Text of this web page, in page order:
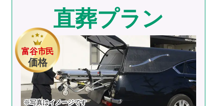
富谷市民
価格
※写真はイメージです
直葬プラン